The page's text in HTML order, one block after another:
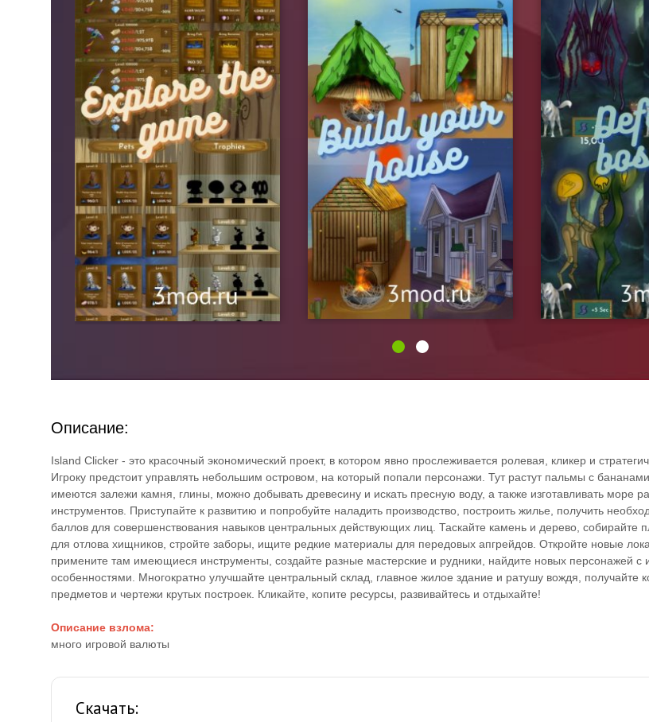
Описание:
Island Clicker - это красочный экономический проект, в котором явно прослеживается ролевая, кликер и
Игроку предстоит управлять небольшим островом, на который попали персонажи. Тут растут пальмы с
имеются залежи камня, глины, можно добывать древесину и искать пресную воду, а также изготавливать море
инструментов. Приступайте к развитию и попробуйте наладить производство, построить жилье, получить
баллов для совершенствования навыков центральных действующих лиц. Таскайте камень и дерево, собирайте
для отлова хищников, стройте заборы, ищите редкие материалы для передовых апгрейдов. Откройте новые
примените там имеющиеся инструменты, создайте разные мастерские и рудники, найдите новых персонажей с
особенностями. Многократно улучшайте центральный склад, главное жилое здание и ратушу вождя, получайте
предметов и чертежи крутых построек. Кликайте, копите ресурсы, развивайтесь и отдыхайте!
Описание взлома:
много игровой валюты
Скачать: